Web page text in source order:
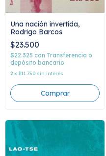
Una nación invertida,
Rodrigo Barcos
$23.500
$22.325 con Transferencia o
depósito bancario
2 x $11.750 sin interés